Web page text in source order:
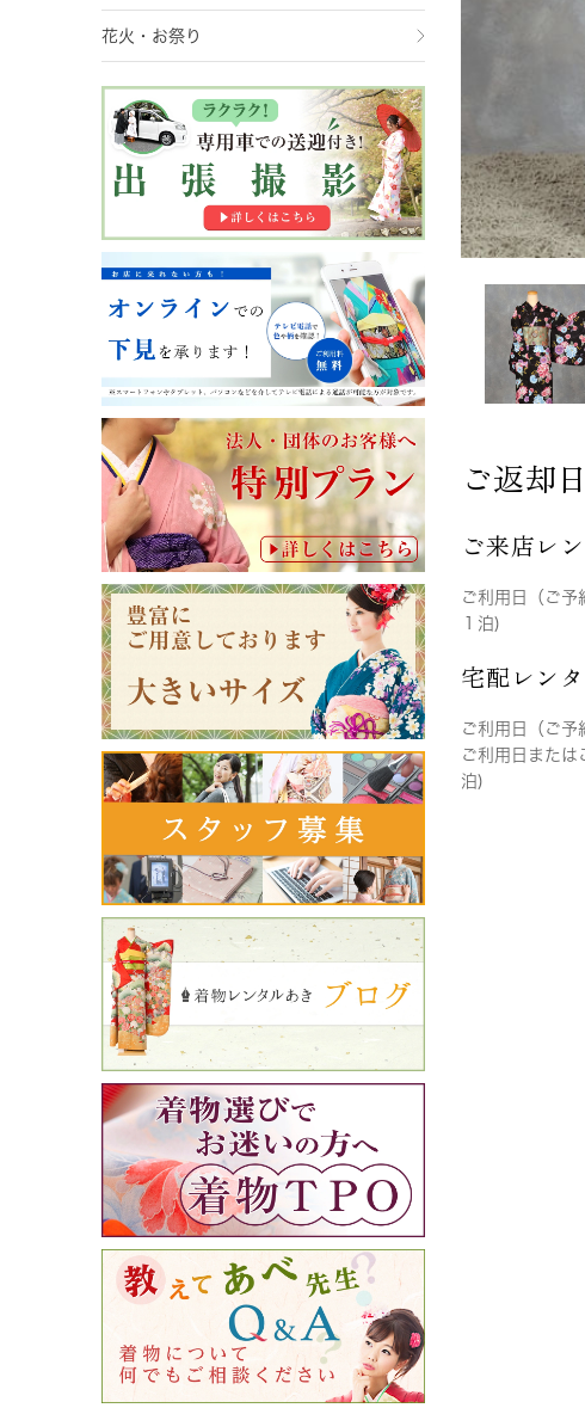
花火・お祭り
ご返却
ご来店レ
ご利用日（ご予
１泊)
宅配レン
ご利用日（ご予
ご利用日または
泊)